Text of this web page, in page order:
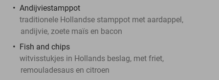
Andijviestamppot
traditionele Hollandse stamppot met aardappel,
andijvie, zoete maïs en bacon
Fish and chips
witvisstukjes in Hollands beslag, met friet,
remouladesaus en citroen